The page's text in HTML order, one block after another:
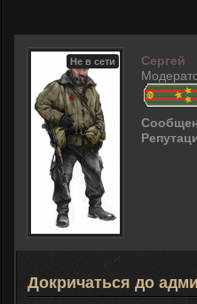
Не в сети
Сергей
Докричаться до